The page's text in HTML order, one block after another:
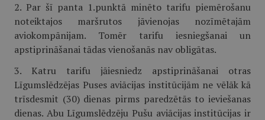
2. Par šī panta 1.punktā minēto tarifu piemērošanu
noteiktajos maršrutos jāvienojas nozīmētajām
aviokompānijam. Tomēr tarifu iesniegšanai un
apstiprināšanai tādas vienošanās nav obligātas.
3. Katru tarifu jāiesniedz apstiprināšanai otras
Līgumslēdzējas Puses aviācijas institūcijām ne vēlāk kā
trīsdesmit (30) dienas pirms paredzētās to ieviešanas
dienas. Abu Līgumslēdzēju Pušu aviācijas institūcijas ir